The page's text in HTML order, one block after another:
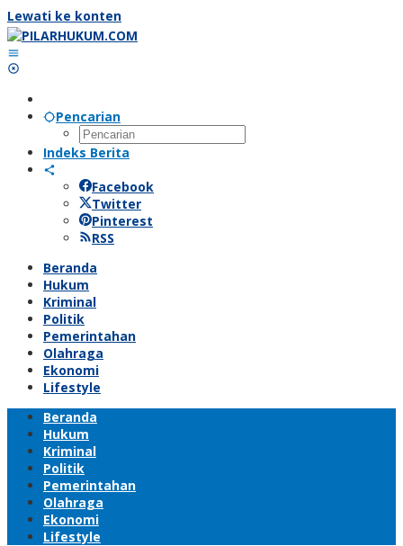
Lewati ke konten
Pencarian
Indeks Berita
Facebook
Twitter
Pinterest
RSS
Beranda
Hukum
Kriminal
Politik
Pemerintahan
Olahraga
Ekonomi
Lifestyle
Beranda
Hukum
Kriminal
Politik
Pemerintahan
Olahraga
Ekonomi
Lifestyle